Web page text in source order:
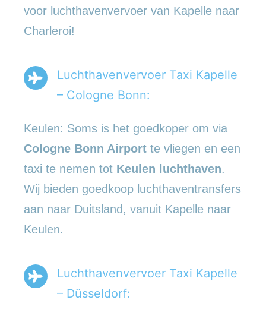
voor luchthavenvervoer van Kapelle naar
Charleroi!
Luchthavenvervoer Taxi Kapelle
– Cologne Bonn:
Keulen: Soms is het goedkoper om via
Cologne Bonn Airport te vliegen en een
taxi te nemen tot Keulen luchthaven.
Wij bieden goedkoop luchthaventransfers
aan naar Duitsland, vanuit Kapelle naar
Keulen.
Luchthavenvervoer Taxi Kapelle
– Düsseldorf: